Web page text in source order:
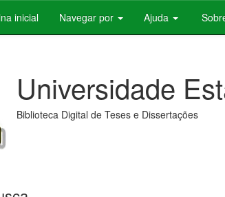
inicial Navegar por Ajuda
Universidade
Biblioteca Digital de Teses e Dissertações